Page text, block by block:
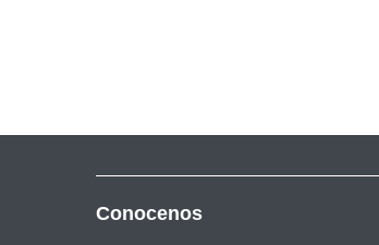
Conocenos